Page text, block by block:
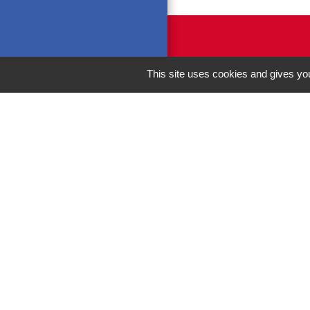
This site uses cookies and gives